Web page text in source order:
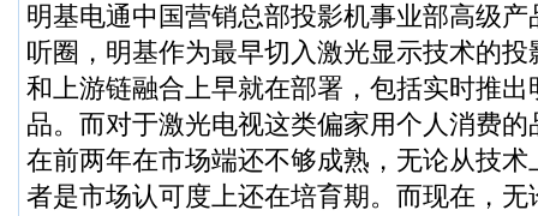
明基电通中国营销总部投影机事业部高级
听圈，明基作为最早切入激光显示技术的
和上游链融合上早就在部署，包括实时推
品。而对于激光电视这类偏家用个人消费
在前两年在市场端还不够成熟，无论从技
者是市场认可度上还在培育期。而现在，